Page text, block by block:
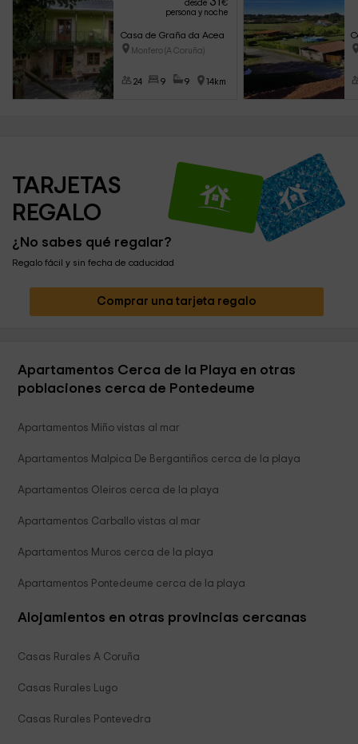
desde
€
persona y noche
Casa de Graña da Acea
Monfero (A Coruña)
24 9 9 14km
TARJETAS
REGALO
¿No sabes qué regalar?
Regalo fácil y sin fecha de caducidad
Comprar una tarjeta regalo
Apartamentos Cerca de la Playa en otras
poblaciones cerca de Pontedeume
Apartamentos Miño vistas al mar
Apartamentos Malpica De Bergantiños cerca de la playa
Apartamentos Oleiros cerca de la playa
Apartamentos Carballo vistas al mar
Apartamentos Muros cerca de la playa
Apartamentos Pontedeume cerca de la playa
Alojamientos en otras provincias cercanas
Casas Rurales A Coruña
Casas Rurales Lugo
Casas Rurales Pontevedra